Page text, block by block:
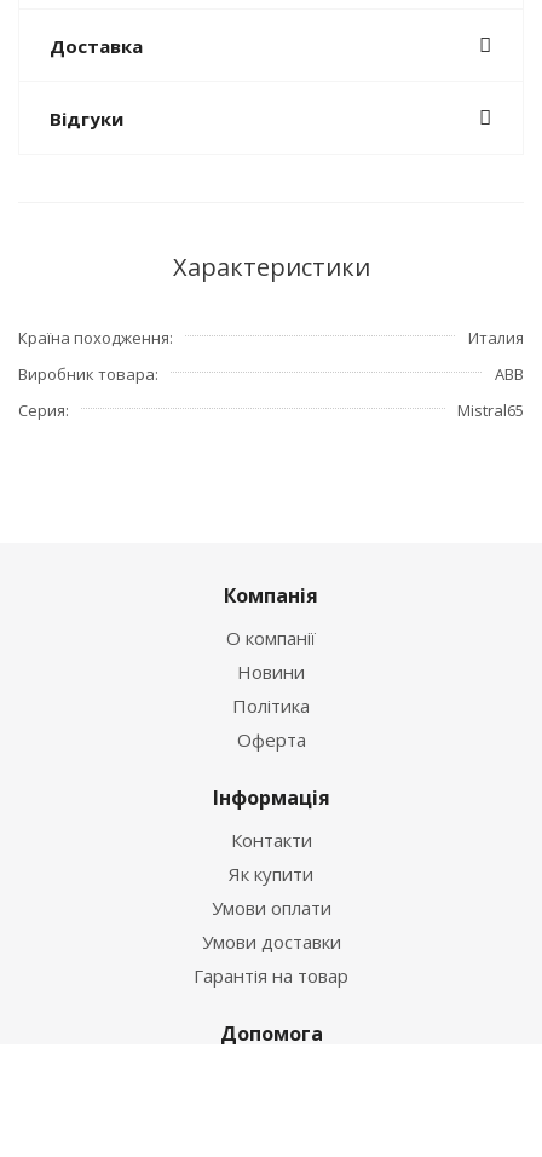
Доставка
Відгуки
Характеристики
Країна походження
Италия
Виробник товара
ABB
Серия
Mistral65
Компанія
О компанії
Новини
Політика
Оферта
Інформація
Контакти
Як купити
Умови оплати
Умови доставки
Гарантія на товар
Допомога